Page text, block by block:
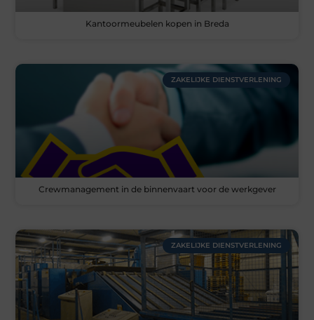
Kantoormeubelen kopen in Breda
ZAKELIJKE DIENSTVERLENING
Crewmanagement in de binnenvaart voor de werkgever
ZAKELIJKE DIENSTVERLENING